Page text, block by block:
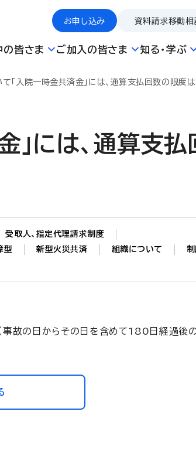
お申し込み 資料請求移動相
の皆さま ご加入の皆さま 知る・学ぶ
「入院一時金共済金」には、通算支払回数の限度
」には、通算支
受取人、指定代理請求制度
型 新型火災共済 組織について
日からその日を含めて180日経過後